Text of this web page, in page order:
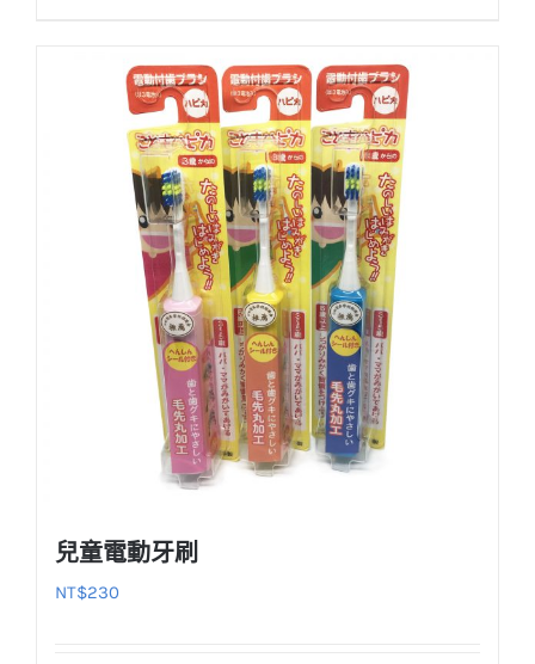
兒童電動牙刷
NT$230